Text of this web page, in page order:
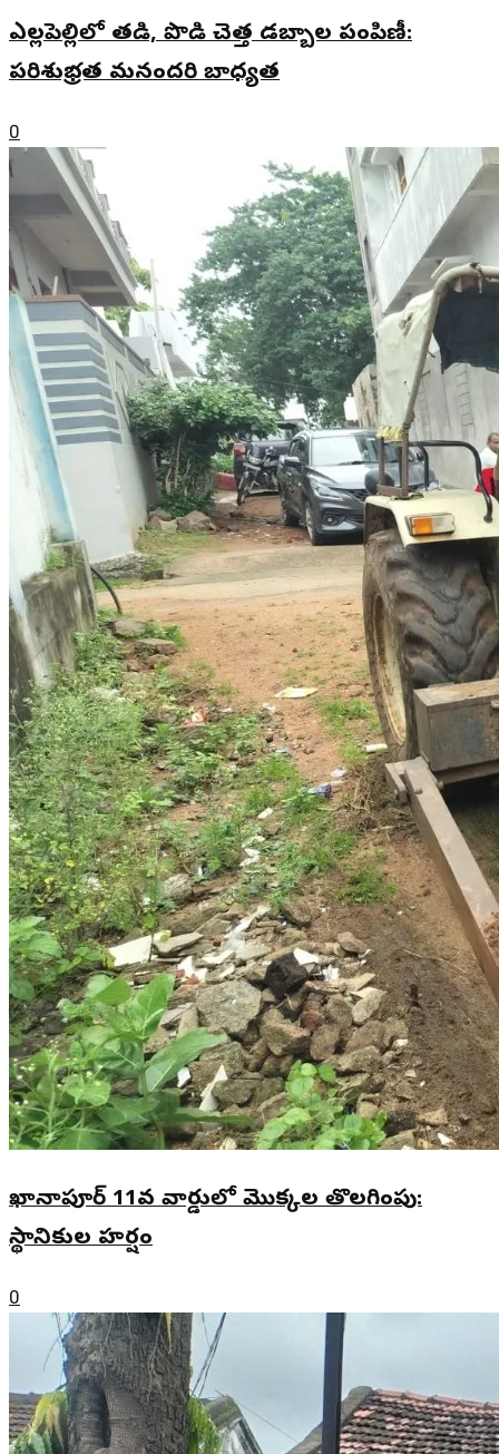
ఎల్లపెల్లిలో తడి, పొడి చెత్త డబ్బాల పంపిణీ:
పరిశుభ్రత మనందరి బాధ్యత
0
ఖానాపూర్ 11వ వార్డులో మొక్కల తొలగింపు:
స్థానికుల హర్షం
0